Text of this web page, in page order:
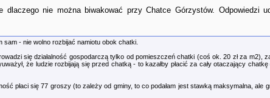
nie można biwakować przy Chatce Górzystów. Odpowiedzi
- nie wolno rozbijać namiotu obok chatki.
się działalność gospodarczą tylko od pomieszczeń chatki (coś ok. 20 zł za m2),
że ludzie rozbijają się przed chatką - to kazałby płacić za cały otaczający
płaci się 77 groszy (to zależy od gminy, to co podałam jest stawką maksymalna, ale